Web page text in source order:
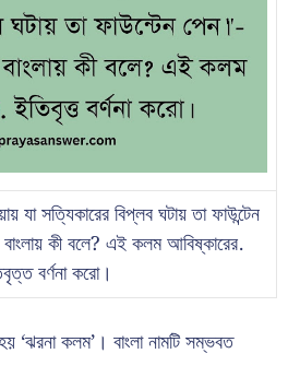
যা সত্যিকারের বিপ্লব ঘটায় তা ফাউন্টেন
কী বলে? এই কলম আবিষ্কারের.
বর্ণনা করো।
‘ঝরনা কলম’। বাংলা নামটি সম্ভবত